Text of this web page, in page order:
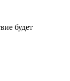
будет